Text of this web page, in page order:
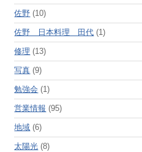
佐野 (10)
佐野 日本料理 田代 (1)
修理 (13)
写真 (9)
勉強会 (1)
営業情報 (95)
地域 (6)
太陽光 (8)